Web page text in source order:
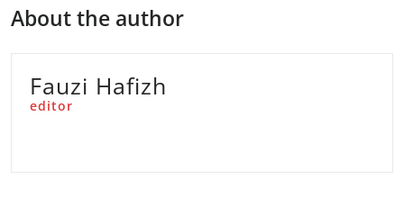
About the author
Fauzi Hafizh
editor